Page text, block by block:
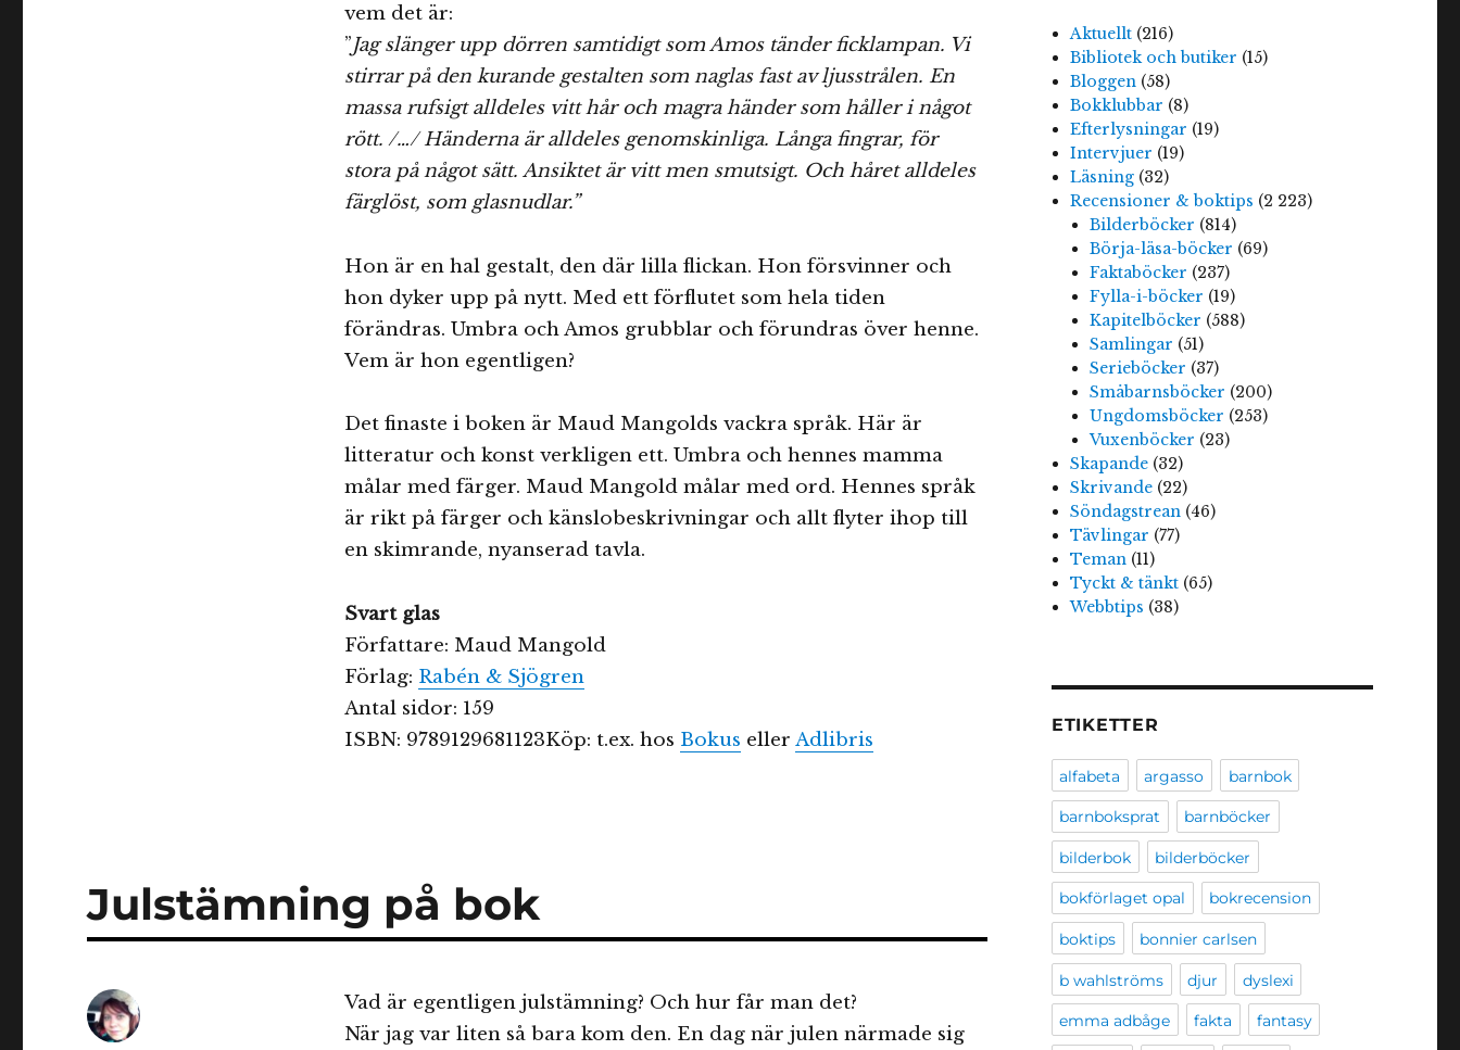
vem det är:
”Jag slänger upp dörren samtidigt som Amos tänder ficklampan. Vi
stirrar på den kurande gestalten som naglas fast av ljusstrålen. En
massa rufsigt alldeles vitt hår och magra händer som håller i något
rött. /…/ Händerna är alldeles genomskinliga. Långa fingrar, för
stora på något sätt. Ansiktet är vitt men smutsigt. Och håret alldeles
färglöst, som glasnudlar.”
Hon är en hal gestalt, den där lilla flickan. Hon försvinner och
hon dyker upp på nytt. Med ett förflutet som hela tiden
förändras. Umbra och Amos grubblar och förundras över henne.
Vem är hon egentligen?
Det finaste i boken är Maud Mangolds vackra språk. Här är
litteratur och konst verkligen ett. Umbra och hennes mamma
målar med färger. Maud Mangold målar med ord. Hennes språk
är rikt på färger och känslobeskrivningar och allt flyter ihop till
en skimrande, nyanserad tavla.
Svart glas
Författare: Maud Mangold
Förlag: Rabén & Sjögren
Antal sidor: 159
ISBN: 9789129681123Köp: t.ex. hos Bokus eller Adlibris
Julstämning på bok
Vad är egentligen julstämning? Och hur får man det?
När jag var liten så bara kom den. En dag när julen närmade sig
Aktuellt (216)
Bibliotek och butiker (15)
Bloggen (58)
Bokklubbar (8)
Efterlysningar (19)
Intervjuer (19)
Läsning (32)
Recensioner & boktips (2 223)
Bilderböcker (814)
Börja-läsa-böcker (69)
Faktaböcker (237)
Fylla-i-böcker (19)
Kapitelböcker (588)
Samlingar (51)
Serieböcker (37)
Småbarnsböcker (200)
Ungdomsböcker (253)
Vuxenböcker (23)
Skapande (32)
Skrivande (22)
Söndagstrean (46)
Tävlingar (77)
Teman (11)
Tyckt & tänkt (65)
Webbtips (38)
ETIKETTER
alfabeta argasso barnbok
barnboksprat barnböcker
bilderbok bilderböcker
bokförlaget opal bokrecension
boktips bonnier carlsen
b wahlströms djur dyslexi
emma adbåge fakta fantasy